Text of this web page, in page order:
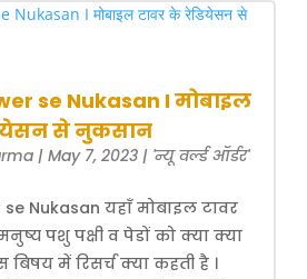
se Nukasan I मोबाइल
से नुकसान
|May 7, 2023 | 'न्यू वर्ल्ड ऑर्डर'
Nukasan यहाँ मोबाइल टावर
पशु पक्षी व पेडों को क्या क्या
में रिसर्च क्या कहती है ।